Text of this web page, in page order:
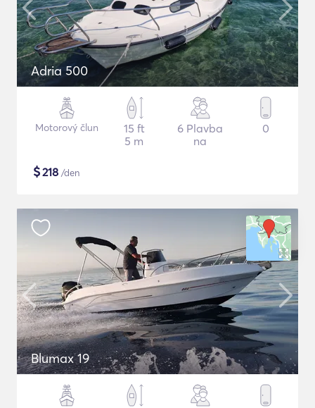
Adria 500
Motorový člun
15 ft
5 m
6 Plavba
na
0
$218 /den
Blumax 19